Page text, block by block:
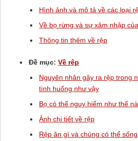
Hình ảnh và mô tả về các loại
Về bọ rừng và sự xâm nhập
Thông tin thêm về rệp
Đề mục: Về rệp
Nguyên nhân gây ra rệp trong
tình huống như vậy
Bọ có thể nguy hiểm như thế
Ảnh chi tiết về rệp
Rệp ăn gì và chúng có thể